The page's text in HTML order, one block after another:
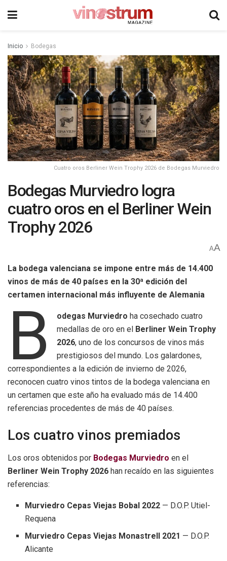
Inicio Bodegas
Cuatro oros Berliner Wein Trophy 2026 de Bodegas Murviedro
Bodegas Murviedro logra
cuatro oros en el Berliner Wein
Trophy 2026
AA
La bodega valenciana se impone entre más de 14.400
vinos de más de 40 países en la 30ª edición del
certamen internacional más influyente de Alemania
B odegas Murviedro ha cosechado cuatro
medallas de oro en el Berliner Wein Trophy
2026, uno de los concursos de vinos más
prestigiosos del mundo. Los galardones,
correspondientes a la edición de invierno de 2026,
reconocen cuatro vinos tintos de la bodega valenciana en
un certamen que este año ha evaluado más de 14.400
referencias procedentes de más de 40 países.
Los cuatro vinos premiados
Los oros obtenidos por Bodegas Murviedro en el
Berliner Wein Trophy 2026 han recaído en las siguientes
referencias:
Murviedro Cepas Viejas Bobal 2022 — D.O.P. Utiel-
Requena
Murviedro Cepas Viejas Monastrell 2021 — D.O.P.
Alicante